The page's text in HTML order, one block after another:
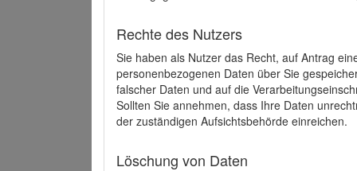
Rechte des Nutzers
Sie haben als Nutzer das Recht, auf Antrag
personenbezogenen Daten über Sie
falscher Daten und auf die
Sollten Sie annehmen, dass Ihre Daten
der zuständigen Aufsichtsbehörde einreichen.
Löschung von Daten